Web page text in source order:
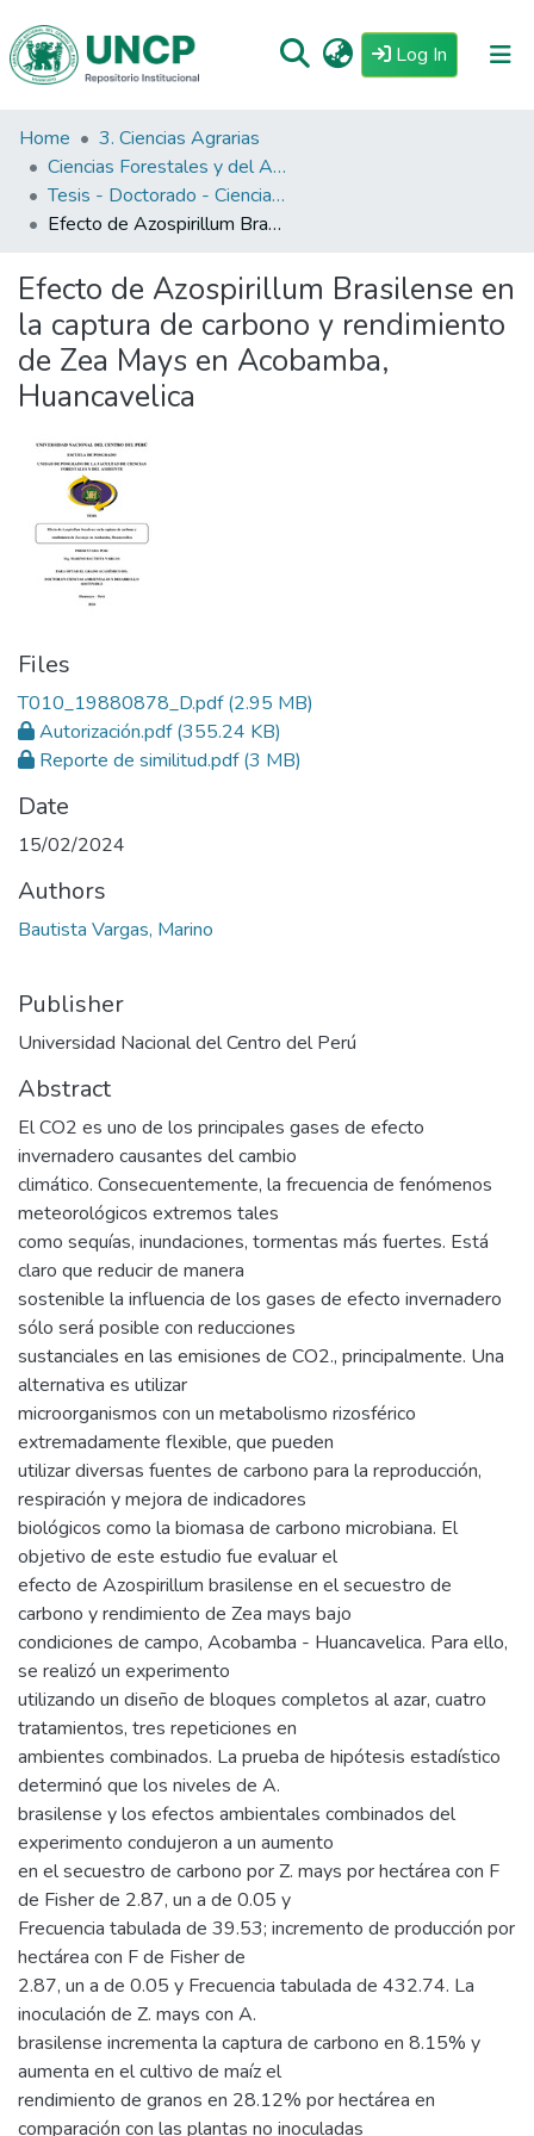
Log In (current)
Repositorio
Tutoriales
Reglamento
Estadisticas
Home
3. Ciencias Agrarias
Ciencias Forestales y del Ambiente
Tesis - Doctorado - Ciencias Forestales y del Ambiente
Efecto de Azospirillum Brasilense en la captura de carbono y rendimiento de Zea Mays en Acobamba, Huancavelica
Efecto de Azospirillum Brasilense en
la captura de carbono y rendimiento
de Zea Mays en Acobamba,
Huancavelica
Files
T010_19880878_D.pdf(2.95 MB)
Autorización.pdf(355.24 KB)
Reporte de similitud.pdf(3 MB)
Date
15/02/2024
Authors
Bautista Vargas, Marino
Publisher
Universidad Nacional del Centro del Perú
Abstract
El CO2 es uno de los principales gases de efecto
invernadero causantes del cambio
climático. Consecuentemente, la frecuencia de fenómenos
meteorológicos extremos tales
como sequías, inundaciones, tormentas más fuertes. Está
claro que reducir de manera
sostenible la influencia de los gases de efecto invernadero
sólo será posible con reducciones
sustanciales en las emisiones de CO2., principalmente. Una
alternativa es utilizar
microorganismos con un metabolismo rizosférico
extremadamente flexible, que pueden
utilizar diversas fuentes de carbono para la reproducción,
respiración y mejora de indicadores
biológicos como la biomasa de carbono microbiana. El
objetivo de este estudio fue evaluar el
efecto de Azospirillum brasilense en el secuestro de
carbono y rendimiento de Zea mays bajo
condiciones de campo, Acobamba - Huancavelica. Para ello,
se realizó un experimento
utilizando un diseño de bloques completos al azar, cuatro
tratamientos, tres repeticiones en
ambientes combinados. La prueba de hipótesis estadístico
determinó que los niveles de A.
brasilense y los efectos ambientales combinados del
experimento condujeron a un aumento
en el secuestro de carbono por Z. mays por hectárea con F
de Fisher de 2.87, un a de 0.05 y
Frecuencia tabulada de 39.53; incremento de producción por
hectárea con F de Fisher de
2.87, un a de 0.05 y Frecuencia tabulada de 432.74. La
inoculación de Z. mays con A.
brasilense incrementa la captura de carbono en 8.15% y
aumenta en el cultivo de maíz el
rendimiento de granos en 28.12% por hectárea en
comparación con las plantas no inoculadas